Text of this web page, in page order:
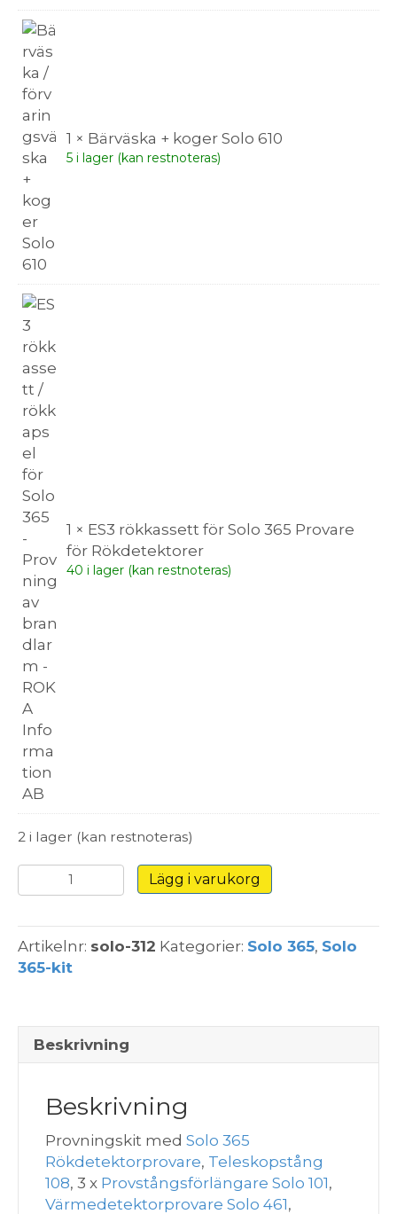
1 × Bärväska + koger Solo 610
5 i lager (kan restnoteras)
1 × ES3 rökkassett för Solo 365 Provare
för Rökdetektorer
40 i lager (kan restnoteras)
2 i lager (kan restnoteras)
312
7,3
m
&
Värme
-
Väskor
mängd
Lägg i varukorg
Artikelnr: solo-312 Kategorier: Solo 365, Solo
365-kit
Beskrivning
Beskrivning
Provningskit med Solo 365
Rökdetektorprovare, Teleskopstång
108, 3 x Provstångsförlängare Solo 101,
Värmedetektorprovare Solo 461,